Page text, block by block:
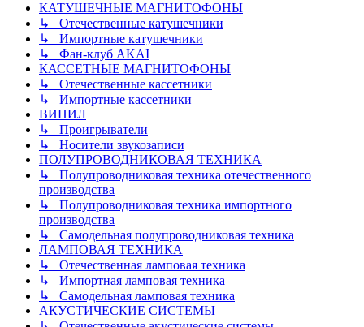
КАТУШЕЧНЫЕ МАГНИТОФОНЫ
↳ Отечественные катушечники
↳ Импортные катушечники
↳ Фан-клуб AKAI
КАССЕТНЫЕ МАГНИТОФОНЫ
↳ Отечественные кассетники
↳ Импортные кассетники
ВИНИЛ
↳ Проигрыватели
↳ Носители звукозаписи
ПОЛУПРОВОДНИКОВАЯ ТЕХНИКА
↳ Полупроводниковая техника отечественного
производства
↳ Полупроводниковая техника импортного
производства
↳ Самодельная полупроводниковая техника
ЛАМПОВАЯ ТЕХНИКА
↳ Отечественная ламповая техника
↳ Импортная ламповая техника
↳ Самодельная ламповая техника
АКУСТИЧЕСКИЕ СИСТЕМЫ